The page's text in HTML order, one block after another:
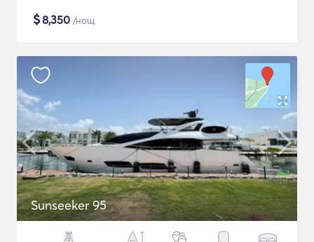
$8,350 /нощ
Sunseeker 95